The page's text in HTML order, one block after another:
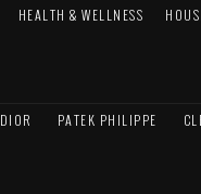
HEALTH & WELLNESS
DIOR PATEK PHILIPPE